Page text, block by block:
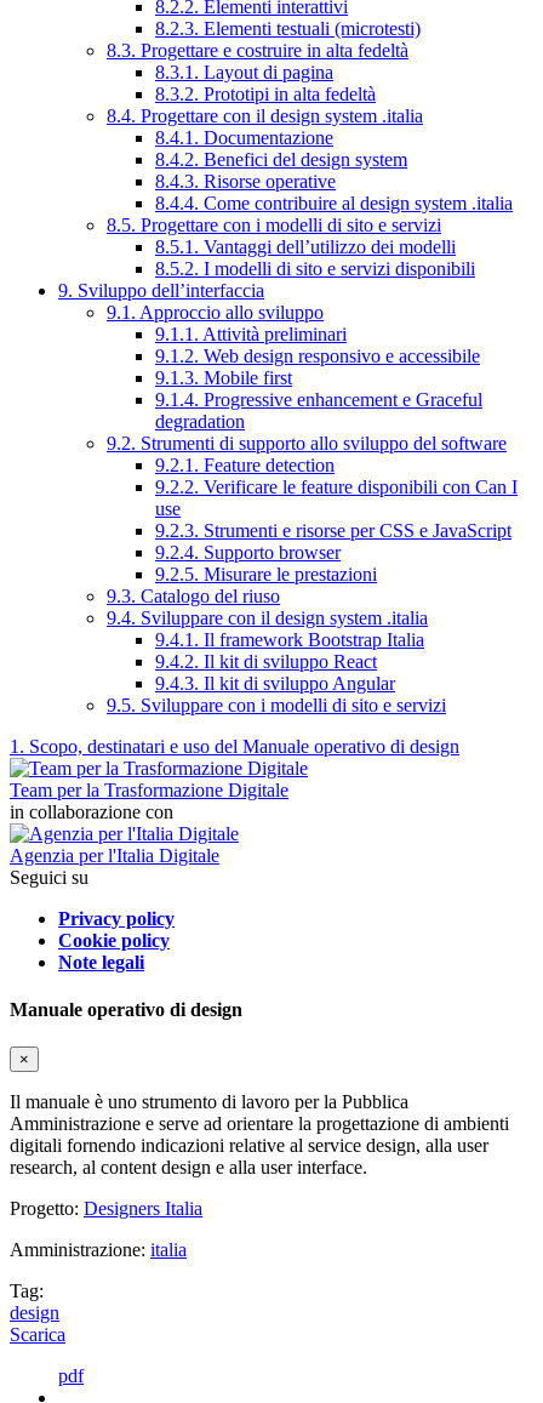
8.2.2. Elementi interattivi
8.2.3. Elementi testuali (microtesti)
8.3. Progettare e costruire in alta fedeltà
8.3.1. Layout di pagina
8.3.2. Prototipi in alta fedeltà
8.4. Progettare con il design system .italia
8.4.1. Documentazione
8.4.2. Benefici del design system
8.4.3. Risorse operative
8.4.4. Come contribuire al design system .italia
8.5. Progettare con i modelli di sito e servizi
8.5.1. Vantaggi dell’utilizzo dei modelli
8.5.2. I modelli di sito e servizi disponibili
9. Sviluppo dell’interfaccia
9.1. Approccio allo sviluppo
9.1.1. Attività preliminari
9.1.2. Web design responsivo e accessibile
9.1.3. Mobile first
9.1.4. Progressive enhancement e Graceful
degradation
9.2. Strumenti di supporto allo sviluppo del software
9.2.1. Feature detection
9.2.2. Verificare le feature disponibili con Can I
use
9.2.3. Strumenti e risorse per CSS e JavaScript
9.2.4. Supporto browser
9.2.5. Misurare le prestazioni
9.3. Catalogo del riuso
9.4. Sviluppare con il design system .italia
9.4.1. Il framework Bootstrap Italia
9.4.2. Il kit di sviluppo React
9.4.3. Il kit di sviluppo Angular
9.5. Sviluppare con i modelli di sito e servizi
1. Scopo, destinatari e uso del Manuale operativo di design
Team per la Trasformazione Digitale
in collaborazione con
Agenzia per l'Italia Digitale
Seguici su
Privacy policy
Cookie policy
Note legali
Manuale operativo di design
×
Il manuale è uno strumento di lavoro per la Pubblica
Amministrazione e serve ad orientare la progettazione di ambienti
digitali fornendo indicazioni relative al service design, alla user
research, al content design e alla user interface.
Progetto: Designers Italia
Amministrazione: italia
Tag:
design
Scarica
pdf